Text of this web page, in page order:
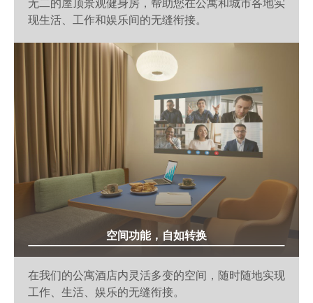
现生活、工作和娱乐间的无缝衔接。
空间功能，自如转换
在我们的公寓酒店内灵活多变的空间，随时随地实现
工作、生活、娱乐的无缝衔接。